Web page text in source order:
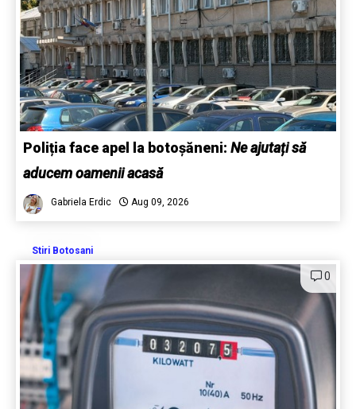
Poliția face apel la botoșăneni: Ne ajutați să
aducem oamenii acasă
Gabriela Erdic Aug 09, 2026
Stiri Botosani
0